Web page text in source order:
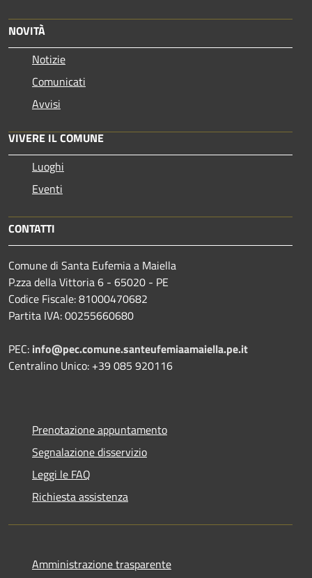
NOVITÀ
Notizie
Comunicati
Avvisi
VIVERE IL COMUNE
Luoghi
Eventi
CONTATTI
Comune di Santa Eufemia a Maiella
P.zza della Vittoria 6 - 65020 - PE
Codice Fiscale: 81000470682
Partita IVA: 00255660680
PEC: info@pec.comune.santeufemiaamaiella.pe.it
Centralino Unico: +39 085 920116
Prenotazione appuntamento
Segnalazione disservizio
Leggi le FAQ
Richiesta assistenza
Amministrazione trasparente